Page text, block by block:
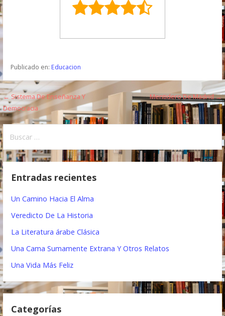
Publicado en: Educacion
N
a
v
e
a
ó
n
d
← Sistema De Enseñanza Y
Democracia
Mentidero De Madrid →
s
Entradas recientes
Un Camino Hacia El Alma
Veredicto De La Historia
La Literatura árabe Clásica
Una Cama Sumamente Extrana Y Otros Relatos
Una Vida Más Feliz
Categorías